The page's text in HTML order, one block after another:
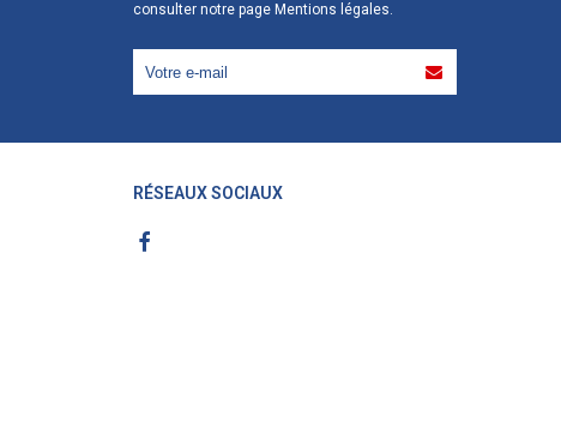
consulter notre page Mentions légales.
RÉSEAUX SOCIAUX